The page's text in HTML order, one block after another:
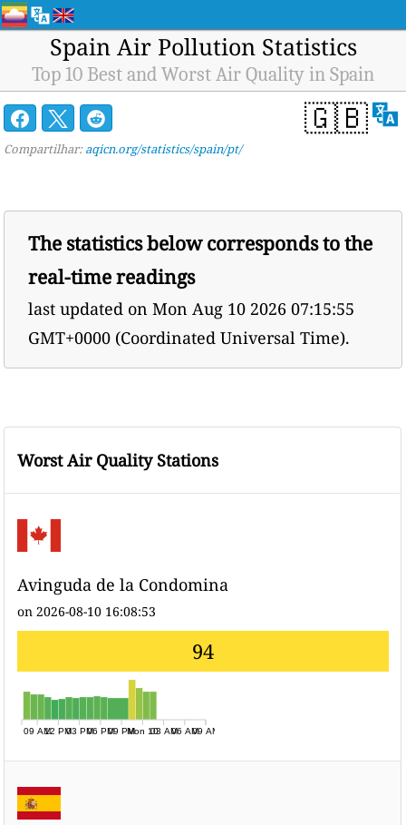
Spain Air Pollution Statistics
Top 10 Best and Worst Air Quality in Spain
🇬🇧
Compartilhar: aqicn.org/statistics/spain/pt/
The statistics below corresponds to the
real-time readings
last updated onMon Aug 10 2026 07:15:55
GMT+0000 (Coordinated Universal Time).
Worst Air Quality Stations
Avinguda de la Condomina
on 2026-08-10 16:08:53
94
09 AM12 PM03 PM06 PM09 PMMon 1003 AM06 AM09 AM